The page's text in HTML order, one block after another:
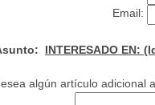
Email:
INTERESADO EN:
algún artículo adicional